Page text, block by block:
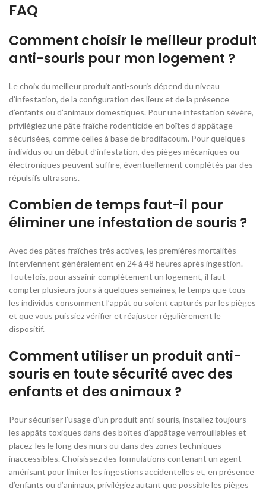
FAQ
Comment choisir le meilleur produit
anti-souris pour mon logement ?
Le choix du meilleur produit anti-souris dépend du niveau
d’infestation, de la configuration des lieux et de la présence
d’enfants ou d’animaux domestiques. Pour une infestation sévère,
privilégiez une pâte fraîche rodenticide en boîtes d’appâtage
sécurisées, comme celles à base de brodifacoum. Pour quelques
individus ou un début d’infestation, des pièges mécaniques ou
électroniques peuvent suffire, éventuellement complétés par des
répulsifs ultrasons.
Combien de temps faut-il pour
éliminer une infestation de souris ?
Avec des pâtes fraîches très actives, les premières mortalités
interviennent généralement en 24 à 48 heures après ingestion.
Toutefois, pour assainir complètement un logement, il faut
compter plusieurs jours à quelques semaines, le temps que tous
les individus consomment l’appât ou soient capturés par les pièges
et que vous puissiez vérifier et réajuster régulièrement le
dispositif.
Comment utiliser un produit anti-
souris en toute sécurité avec des
enfants et des animaux ?
Pour sécuriser l’usage d’un produit anti-souris, installez toujours
les appâts toxiques dans des boîtes d’appâtage verrouillables et
placez-les le long des murs ou dans des zones techniques
inaccessibles. Choisissez des formulations contenant un agent
amérisant pour limiter les ingestions accidentelles et, en présence
d’enfants ou d’animaux, privilégiez autant que possible les pièges